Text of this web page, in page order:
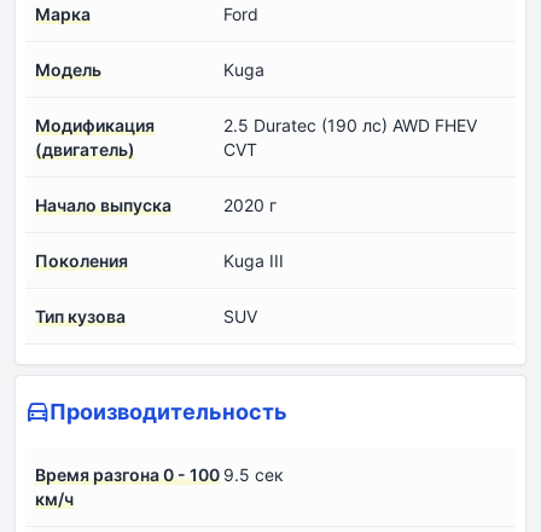
Марка Ford
Модель Kuga
Модификация
(двигатель)
2.5 Duratec (190 лс) AWD FHEV
CVT
Начало выпуска 2020 г
Поколения Kuga III
Тип кузова SUV
Производительность
Время разгона 0 - 100
км/ч
9.5 сек